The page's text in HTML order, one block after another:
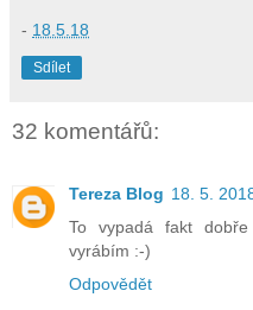
- 18.5.18
Sdílet
32 komentářů:
Tereza Blog 18. 5.
To vypadá fakt
vyrábím :-)
Odpovědět